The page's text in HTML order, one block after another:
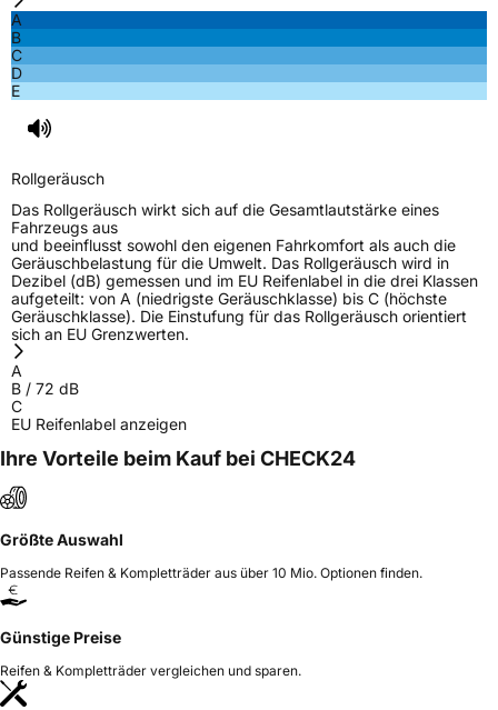
A
B
C
D
E
Rollgeräusch
Das Rollgeräusch wirkt sich auf die Gesamtlautstärke eines
Fahrzeugs aus
und beeinflusst sowohl den eigenen Fahrkomfort als auch die
Geräuschbelastung für die Umwelt. Das Rollgeräusch wird in
Dezibel (dB) gemessen und im EU Reifenlabel in die drei Klassen
aufgeteilt: von A (niedrigste Geräuschklasse) bis C (höchste
Geräuschklasse). Die Einstufung für das Rollgeräusch orientiert
sich an EU Grenzwerten.
A
B / 72 dB
C
EU Reifenlabel anzeigen
Ihre Vorteile beim Kauf bei CHECK24
Größte Auswahl
Passende Reifen & Kompletträder aus über 10 Mio. Optionen finden.
Günstige Preise
Reifen & Kompletträder vergleichen und sparen.